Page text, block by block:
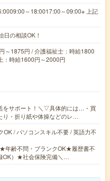
～18:0017:00～09:00※ 上記
の相談OK！
～1875円 / 介護福祉士：時給1800
：時給1600円～2000円
をサポート！＼▽具体的には…・買
り・折り紙や体操などのレ…
OK / パソコンスキル不要 / 英語力不
年齢不問・ブランクOK★履歴書不
OK）★社会保険完備＼…